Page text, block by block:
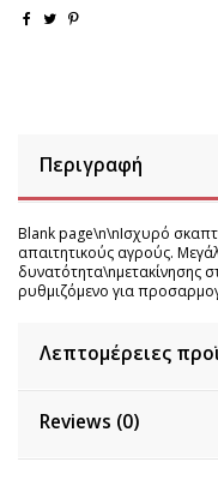
Περιγραφή
Blank page\n\nΙσχυρό
απαιτητικούς αγρούς.
δυνατότητα\nμετακίνησης
ρυθμιζόμενο για
Λεπτομέρειες
Reviews (0)